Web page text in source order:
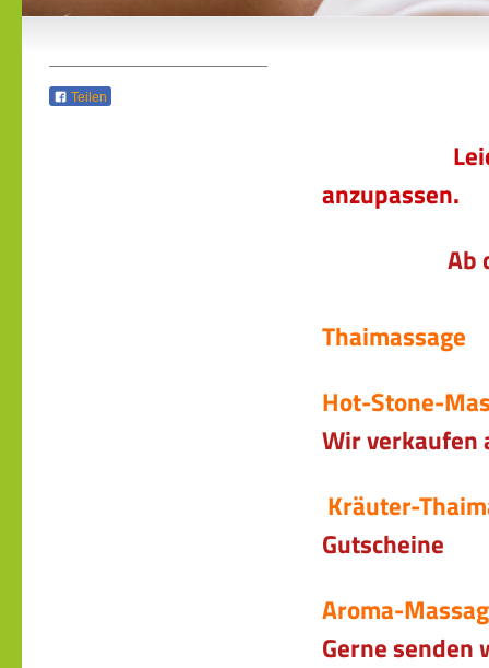
Teilen
Leider
anzupassen.
Ab
Thaimassage
Hot-
Wir verkaufen
Gutscheine
Gerne senden